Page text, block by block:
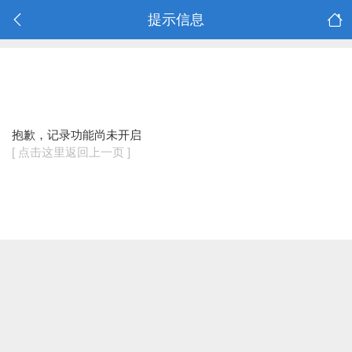
提示信息
抱歉，记录功能尚未开启
[ 点击这里返回上一页 ]